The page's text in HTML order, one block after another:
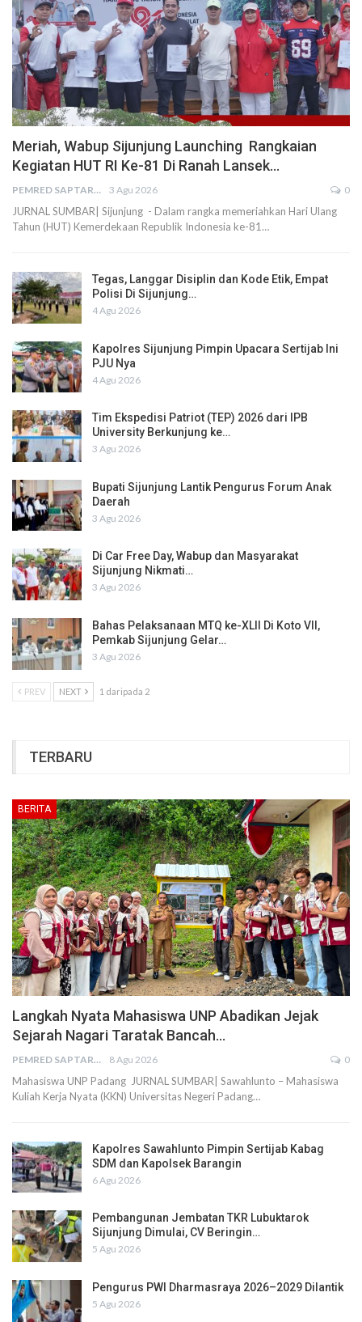
Meriah, Wabup Sijunjung Launching Rangkaian
Kegiatan HUT RI Ke-81 Di Ranah Lansek…
PEMRED SAPTARIUS 3 Agu 2026 0
JURNAL SUMBAR| Sijunjung - Dalam rangka memeriahkan Hari Ulang
Tahun (HUT) Kemerdekaan Republik Indonesia ke-81…
Tegas, Langgar Disiplin dan Kode Etik, Empat
Polisi Di Sijunjung…
4 Agu 2026
Kapolres Sijunjung Pimpin Upacara Sertijab Ini
PJU Nya
4 Agu 2026
Tim Ekspedisi Patriot (TEP) 2026 dari IPB
University Berkunjung ke…
3 Agu 2026
Bupati Sijunjung Lantik Pengurus Forum Anak
Daerah
3 Agu 2026
Di Car Free Day, Wabup dan Masyarakat
Sijunjung Nikmati…
3 Agu 2026
Bahas Pelaksanaan MTQ ke-XLII Di Koto VII,
Pemkab Sijunjung Gelar…
3 Agu 2026
PREV NEXT 1 daripada 2
TERBARU
BERITA
Langkah Nyata Mahasiswa UNP Abadikan Jejak
Sejarah Nagari Taratak Bancah…
PEMRED SAPTARIUS 8 Agu 2026 0
Mahasiswa UNP Padang JURNAL SUMBAR| Sawahlunto – Mahasiswa
Kuliah Kerja Nyata (KKN) Universitas Negeri Padang…
Kapolres Sawahlunto Pimpin Sertijab Kabag
SDM dan Kapolsek Barangin
6 Agu 2026
Pembangunan Jembatan TKR Lubuktarok
Sijunjung Dimulai, CV Beringin…
5 Agu 2026
Pengurus PWI Dharmasraya 2026–2029 Dilantik
5 Agu 2026